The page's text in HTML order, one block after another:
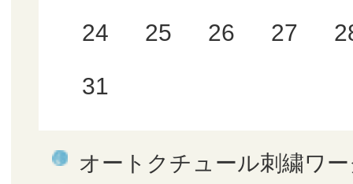
24 25 26 27
31
オートクチュール刺繍ワ